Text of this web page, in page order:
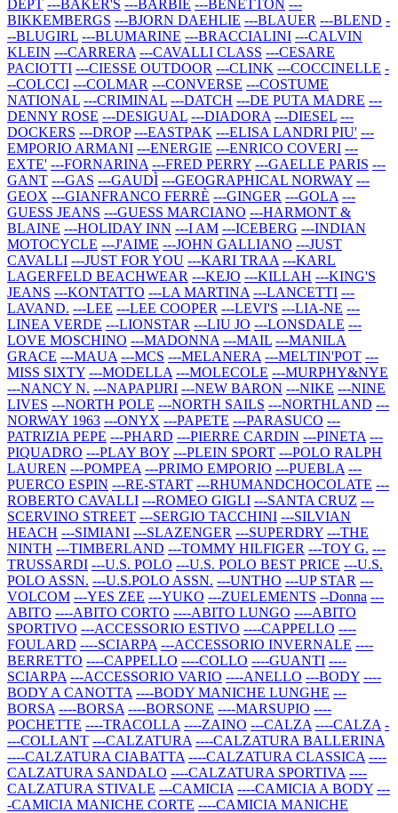
DEPT ---BAKER'S ---BARBIE ---BENETTON ---
BIKKEMBERGS ---BJORN DAEHLIE ---BLAUER ---BLEND -
--BLUGIRL ---BLUMARINE ---BRACCIALINI ---CALVIN
KLEIN ---CARRERA ---CAVALLI CLASS ---CESARE
PACIOTTI ---CIESSE OUTDOOR ---CLINK ---COCCINELLE -
--COLCCI ---COLMAR ---CONVERSE ---COSTUME
NATIONAL ---CRIMINAL ---DATCH ---DE PUTA MADRE ---
DENNY ROSE ---DESIGUAL ---DIADORA ---DIESEL ---
DOCKERS ---DROP ---EASTPAK ---ELISA LANDRI PIU' ---
EMPORIO ARMANI ---ENERGIE ---ENRICO COVERI ---
EXTE' ---FORNARINA ---FRED PERRY ---GAELLE PARIS ---
GANT ---GAS ---GAUDÌ ---GEOGRAPHICAL NORWAY ---
GEOX ---GIANFRANCO FERRÈ ---GINGER ---GOLA ---
GUESS JEANS ---GUESS MARCIANO ---HARMONT &
BLAINE ---HOLIDAY INN ---I AM ---ICEBERG ---INDIAN
MOTOCYCLE ---J'AIME ---JOHN GALLIANO ---JUST
CAVALLI ---JUST FOR YOU ---KARI TRAA ---KARL
LAGERFELD BEACHWEAR ---KEJO ---KILLAH ---KING'S
JEANS ---KONTATTO ---LA MARTINA ---LANCETTI ---
LAVAND. ---LEE ---LEE COOPER ---LEVI'S ---LIA-NE ---
LINEA VERDE ---LIONSTAR ---LIU JO ---LONSDALE ---
LOVE MOSCHINO ---MADONNA ---MAIL ---MANILA
GRACE ---MAUA ---MCS ---MELANERA ---MELTIN'POT ---
MISS SIXTY ---MODELLA ---MOLECOLE ---MURPHY&NYE
---NANCY N. ---NAPAPIJRI ---NEW BARON ---NIKE ---NINE
LIVES ---NORTH POLE ---NORTH SAILS ---NORTHLAND ---
NORWAY 1963 ---ONYX ---PAPETE ---PARASUCO ---
PATRIZIA PEPE ---PHARD ---PIERRE CARDIN ---PINETA ---
PIQUADRO ---PLAY BOY ---PLEIN SPORT ---POLO RALPH
LAUREN ---POMPEA ---PRIMO EMPORIO ---PUEBLA ---
PUERCO ESPIN ---RE-START ---RHUMANDCHOCOLATE ---
ROBERTO CAVALLI ---ROMEO GIGLI ---SANTA CRUZ ---
SCERVINO STREET ---SERGIO TACCHINI ---SILVIAN
HEACH ---SIMIANI ---SLAZENGER ---SUPERDRY ---THE
NINTH ---TIMBERLAND ---TOMMY HILFIGER ---TOY G. ---
TRUSSARDI ---U.S. POLO ---U.S. POLO BEST PRICE ---U.S.
POLO ASSN. ---U.S.POLO ASSN. ---UNTHO ---UP STAR ---
VOLCOM ---YES ZEE ---YUKO ---ZUELEMENTS --Donna ---
ABITO ----ABITO CORTO ----ABITO LUNGO ----ABITO
SPORTIVO ---ACCESSORIO ESTIVO ----CAPPELLO ----
FOULARD ----SCIARPA ---ACCESSORIO INVERNALE ----
BERRETTO ----CAPPELLO ----COLLO ----GUANTI ----
SCIARPA ---ACCESSORIO VARIO ----ANELLO ---BODY ----
BODY A CANOTTA ----BODY MANICHE LUNGHE ---
BORSA ----BORSA ----BORSONE ----MARSUPIO ----
POCHETTE ----TRACOLLA ----ZAINO ---CALZA ----CALZA -
---COLLANT ---CALZATURA ----CALZATURA BALLERINA
----CALZATURA CIABATTA ----CALZATURA CLASSICA ----
CALZATURA SANDALO ----CALZATURA SPORTIVA ----
CALZATURA STIVALE ---CAMICIA ----CAMICIA A BODY ---
-CAMICIA MANICHE CORTE ----CAMICIA MANICHE